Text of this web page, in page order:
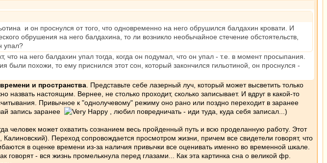
и он проснулся от того, что одновременно на него обрушился балдахин кровати. И
обрушения на него балдахина, то ли возникло необычайное стечение обстоятельств,
упал?
на него балдахин упал тогда, когда он подумал, что он упал - т.е. в момент просыпания.
похожи, то ему приснился этот сон, который закончился гильотиной, он проснулся -
и пространства . Представьте себе лазерный луч, который может высветить только
настоящим. Вернее, не столько проходит, сколько записывает. И вдруг в какой-то
Привычное к "однолучевому" режиму оно рано или поздно переходит в заранее
запись заранее
, любил повредничать - иди туда, куда себя записал...)
может охватить сознанием весь пройденный путь и всю проделанную работу. Этот
Переход сопровождается просмотром жизни, причем все свидетели говорят, что
в оценке времени из-за наличия привычки все оценивать именно во временной шкале.
- вся жизнь промелькнула перед глазами... Как эта картинка сна о великой фр.